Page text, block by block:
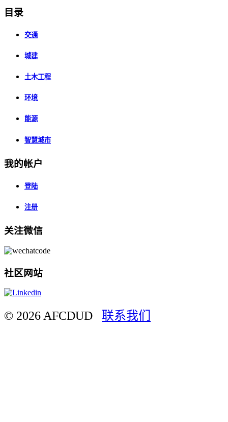
目录
交通
城建
土木工程
环境
能源
智慧城市
我的帐户
登陆
注册
关注微信
社区网站
© 2026 AFCDUD 联系我们